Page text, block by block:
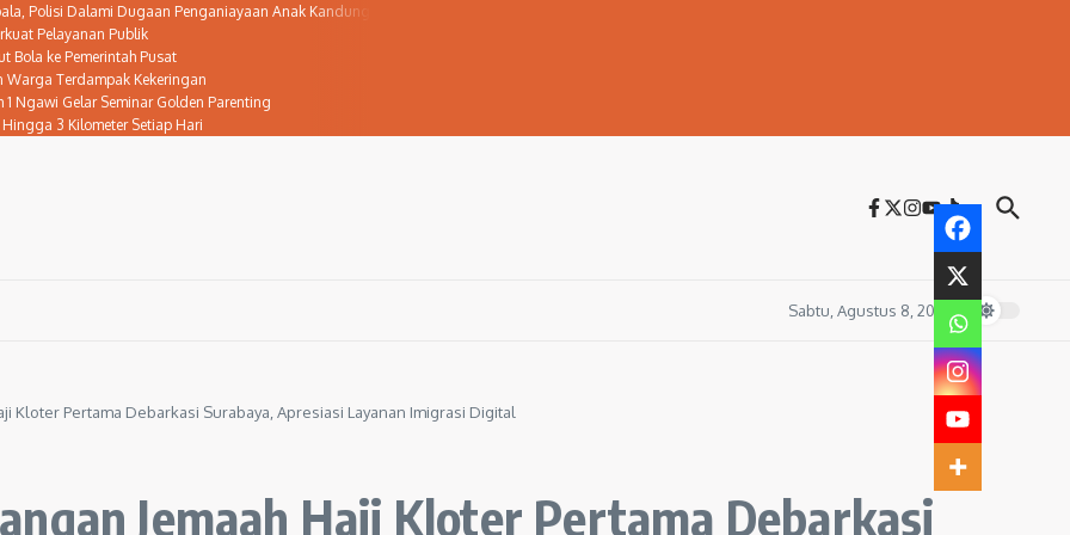
Polisi Dalami Dugaan Penganiayaan Anak Kandung
Pelayanan Publik
Bola ke Pemerintah Pusat
Warga Terdampak Kekeringan
Ngawi Gelar Seminar Golden Parenting
3 Kilometer Setiap Hari
Sabtu, Agustus 8, 2026
Kloter Pertama Debarkasi Surabaya, Apresiasi Layanan Imigrasi Digital
Jemaah Haji Kloter Pertama Debarkasi